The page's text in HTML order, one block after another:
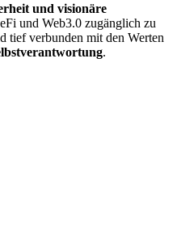
und visionäre
und Web3.0 zugänglich zu
tief verbunden mit den Werten
.